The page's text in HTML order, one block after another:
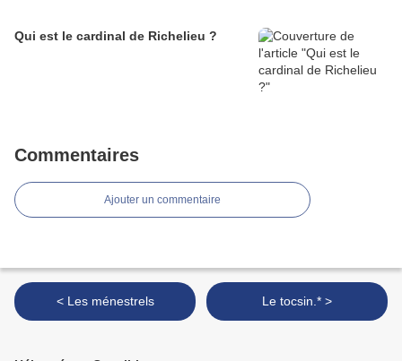
Qui est le cardinal de Richelieu ?
Commentaires
Ajouter un commentaire
< Les ménestrels Le tocsin.* >